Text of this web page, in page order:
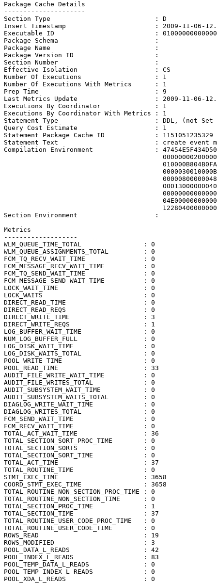
Package Cache Details
---------------------
Section Type                           : D
Insert Timestamp                       : 2009-11-06-
Executable ID                          :
Package Schema                         :
Package Name                           :
Package Version ID                     :
Section Number                         :
Effective Isolation                    : CS
Number Of Executions                   : 1
Number Of Executions With Metrics      : 1
Prep Time                              : 9
Last Metrics Update                    : 2009-11-06-
Executions By Coordinator              : 1
Executions By Coordinator With Metrics : 1
Statement Type                         : DDL, (not Set
Query Cost Estimate                    : 1
Statement Package Cache ID             : 1151051235329
Statement Text                         : create event
Compilation Environment                :
Section Environment                    :
Metrics
-------------------
WLM_QUEUE_TIME_TOTAL                : 0
WLM_QUEUE_ASSIGNMENTS_TOTAL         : 0
FCM_TQ_RECV_WAIT_TIME               : 0
FCM_MESSAGE_RECV_WAIT_TIME          : 0
FCM_TQ_SEND_WAIT_TIME               : 0
FCM_MESSAGE_SEND_WAIT_TIME          : 0
LOCK_WAIT_TIME                      : 0
LOCK_WAITS                          : 0
DIRECT_READ_TIME                    : 0
DIRECT_READ_REQS                    : 0
DIRECT_WRITE_TIME                   : 3
DIRECT_WRITE_REQS                   : 1
LOG_BUFFER_WAIT_TIME                : 0
NUM_LOG_BUFFER_FULL                 : 0
LOG_DISK_WAIT_TIME                  : 0
LOG_DISK_WAITS_TOTAL                : 0
POOL_WRITE_TIME                     : 0
POOL_READ_TIME                      : 33
AUDIT_FILE_WRITE_WAIT_TIME          : 0
AUDIT_FILE_WRITES_TOTAL             : 0
AUDIT_SUBSYSTEM_WAIT_TIME           : 0
AUDIT_SUBSYSTEM_WAITS_TOTAL         : 0
DIAGLOG_WRITE_WAIT_TIME             : 0
DIAGLOG_WRITES_TOTAL                : 0
FCM_SEND_WAIT_TIME                  : 0
FCM_RECV_WAIT_TIME                  : 0
TOTAL_ACT_WAIT_TIME                 : 36
TOTAL_SECTION_SORT_PROC_TIME        : 0
TOTAL_SECTION_SORTS                 : 0
TOTAL_SECTION_SORT_TIME             : 0
TOTAL_ACT_TIME                      : 37
TOTAL_ROUTINE_TIME                  : 0
STMT_EXEC_TIME                      : 3658
COORD_STMT_EXEC_TIME                : 3658
TOTAL_ROUTINE_NON_SECTION_PROC_TIME : 0
TOTAL_ROUTINE_NON_SECTION_TIME      : 0
TOTAL_SECTION_PROC_TIME             : 1
TOTAL_SECTION_TIME                  : 37
TOTAL_ROUTINE_USER_CODE_PROC_TIME   : 0
TOTAL_ROUTINE_USER_CODE_TIME        : 0
ROWS_READ                           : 19
ROWS_MODIFIED                       : 3
POOL_DATA_L_READS                   : 42
POOL_INDEX_L_READS                  : 83
POOL_TEMP_DATA_L_READS              : 0
POOL_TEMP_INDEX_L_READS             : 0
POOL_XDA_L_READS                    : 0